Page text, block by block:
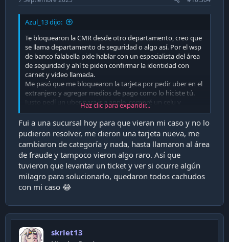
Azul_13 dijo:
Te bloquearon la CMR desde otro departamento, creo que
se llama departamento de seguridad o algo así. Por el wsp
de banco falabella pide hablar con un especialista del área
de seguridad y ahí te piden confirmar la identidad con
carnet y video llamada.
Me pasó que me bloquearon la tarjeta por pedir uber en el
extranjero y agregar medios de pago como lo hiciste tú.
Justo pedí un uber para ir a apple, compré un celu y
agregué las apps jajaja, así que lo consideraron
movimiento sospechoso. A mí me solucionaron todo como
en unos 15 minutos.
Haz clic para expandir...
Fui a una sucursal hoy para que vieran mi caso y no lo
pudieron resolver, me dieron una tarjeta nueva, me
cambiaron de categoría y nada, hasta llamaron al área
de fraude y tampoco vieron algo raro. Así que
tuvieron que levantar un ticket y ver si ocurre algún
milagro para solucionarlo, quedaron todos cachudos
con mi caso 😂
skrlet13